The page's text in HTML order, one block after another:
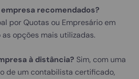
recomendados?
por Quotas ou Empresário em
opções mais utilizadas.
à distância? Sim, com uma
de um contabilista certificado,